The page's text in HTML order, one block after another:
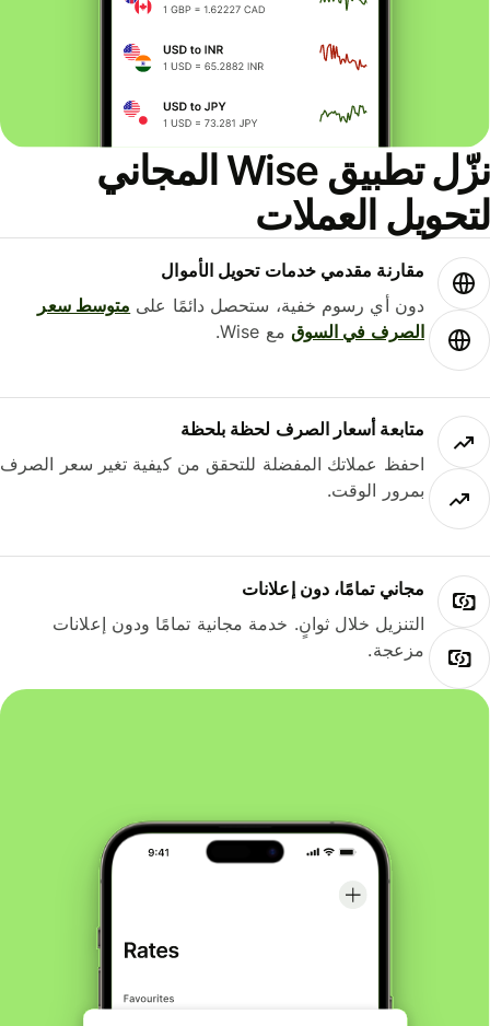
نزّل تطبيق Wise المجاني
لتحويل العملات
مقارنة مقدمي خدمات تحويل الأموال
دون أي رسوم خفية، ستحصل دائمًا على متوسط ​​سعر
الصرف في السوق مع Wise.
متابعة أسعار الصرف لحظة بلحظة
احفظ عملاتك المفضلة للتحقق من كيفية تغير سعر الصرف
بمرور الوقت.
مجاني تمامًا، دون إعلانات
التنزيل خلال ثوانٍ. خدمة مجانية تمامًا ودون إعلانات
مزعجة.